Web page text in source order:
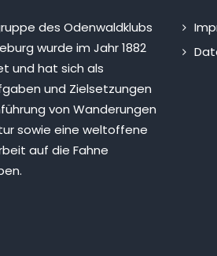
des Odenwaldklubs
wurde im Jahr 1882
und hat sich als
und Zielsetzungen
von Wanderungen
sowie eine weltoffene
auf die Fahne